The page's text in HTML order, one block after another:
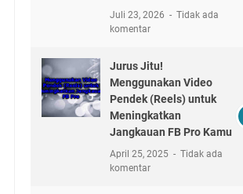
Juli 23, 2026
Tidak ada
komentar
Jurus Jitu!
Menggunakan Video
Pendek (Reels) untuk
Meningkatkan
Jangkauan FB Pro Kamu
April 25, 2025
Tidak ada
komentar